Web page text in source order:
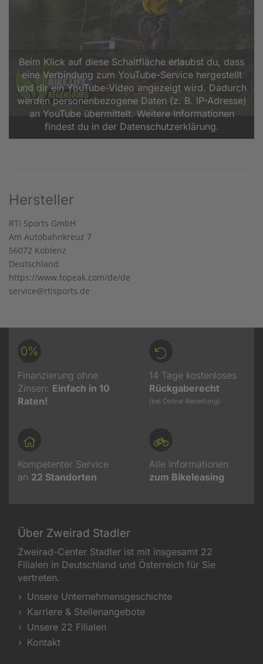
Beim Klick auf diese Schaltfläche erlaubst du, dass
eine Verbindung zum YouTube-Service hergestellt
und dir ein YouTube-Video angezeigt wird. Dadurch
werden personenbezogene Daten (z. B. IP-Adresse)
an YouTube übermittelt. Weitere Informationen
findest du in der Datenschutzerklärung.
Hersteller
RTI Sports GmbH
Am Autobahnkreuz 7
56072 Koblenz
Deutschland
https://www.topeak.com/de/de
service@rtisports.de
0%
Finanzierung ohne
Zinsen: Einfach in 10
Raten!
14 Tage kostenloses
Rückgaberecht
(bei Online-Bestellung)
Kompetenter Service
an 22 Standorten
Alle Informationen
zum Bikeleasing
Über Zweirad Stadler
Zweirad-Center Stadler ist mit insgesamt 22
Filialen in Deutschland und Österreich für Sie
vertreten.
Unsere Unternehmensgeschichte
Karriere & Stellenangebote
Unsere 22 Filialen
Kontakt